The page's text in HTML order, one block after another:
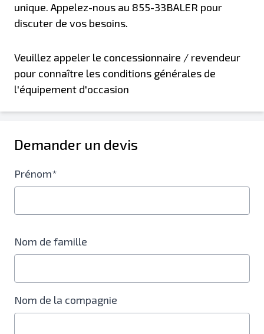
unique. Appelez-nous au 855-33BALER pour
discuter de vos besoins.
Veuillez appeler le concessionnaire / revendeur
pour connaître les conditions générales de
l'équipement d'occasion
Demander un devis
Prénom*
Nom de famille
Nom de la compagnie